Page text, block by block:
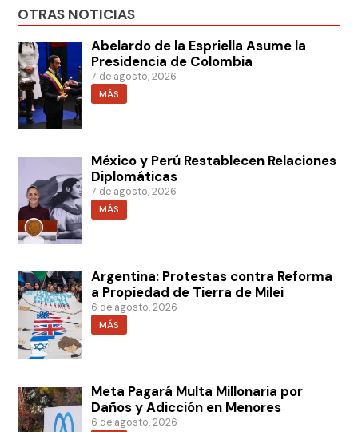
OTRAS NOTICIAS
Abelardo de la Espriella Asume la
Presidencia de Colombia
7 de agosto, 2026
MÁS
México y Perú Restablecen Relaciones
Diplomáticas
7 de agosto, 2026
MÁS
Argentina: Protestas contra Reforma
a Propiedad de Tierra de Milei
6 de agosto, 2026
MÁS
Meta Pagará Multa Millonaria por
Daños y Adicción en Menores
6 de agosto, 2026